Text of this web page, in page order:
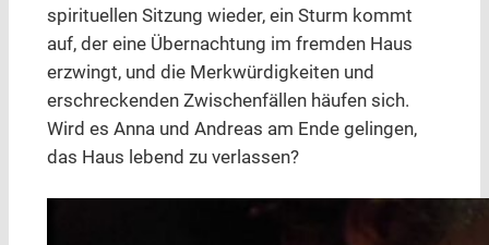
spirituellen Sitzung wieder, ein Sturm kommt
auf, der eine Übernachtung im fremden Haus
erzwingt, und die Merkwürdigkeiten und
erschreckenden Zwischenfällen häufen sich.
Wird es Anna und Andreas am Ende gelingen,
das Haus lebend zu verlassen?